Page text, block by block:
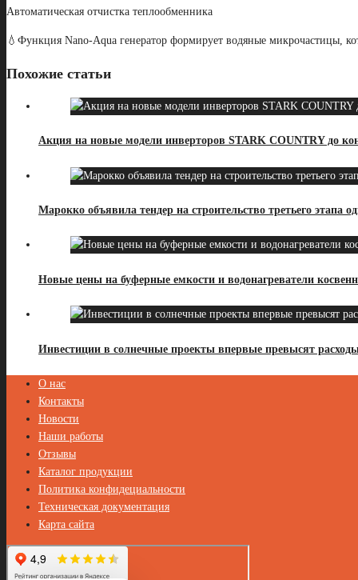
Автоматическая отчистка теплообменника
💧Функция Nano-Aqua генератор формирует водяные микрочастицы,
Похожие статьи
Акция на новые модели инверторов STARK COUNTRY до
Марокко объявила тендер на строительство третьего этапа
Новые цены на буферные емкости и водонагреватели
Инвестиции в солнечные проекты впервые превысят
О нас
Контакты
Новости
Наши работы
Отзывы
Каталог продукции
Политика конфидециальности
Техническая документация
Карта сайта